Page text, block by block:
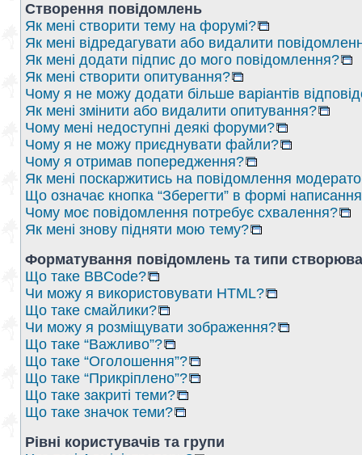
Створення повідомлень
Як мені створити тему на форумі?
Як мені відредагувати або видалити
Як мені додати підпис до мого повідомлення?
Як мені створити опитування?
Чому я не можу додати більше варіантів
Як мені змінити або видалити опитування?
Чому мені недоступні деякі форуми?
Чому я не можу приєднувати файли?
Чому я отримав попередження?
Як мені поскаржитись на повідомлення
Що означає кнопка “Зберегти” в формі
Чому моє повідомлення потребує схвалення?
Як мені знову підняти мою тему?
Форматування повідомлень та типи
Що таке BBCode?
Чи можу я використовувати HTML?
Що таке смайлики?
Чи можу я розміщувати зображення?
Що таке “Важливо”?
Що таке “Оголошення”?
Що таке “Прикріплено”?
Що таке закриті теми?
Що таке значок теми?
Рівні користувачів та групи